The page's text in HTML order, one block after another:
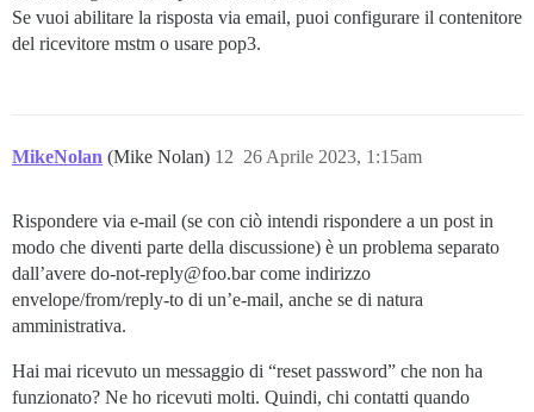
Se vuoi abilitare la risposta via email, puoi configurare il contenitore
del ricevitore mstm o usare pop3.
MikeNolan (Mike Nolan) 26 Aprile 2023, 1:15am
12
Rispondere via e-mail (se con ciò intendi rispondere a un post in
modo che diventi parte della discussione) è un problema separato
dall’avere do-not-reply@foo.bar come indirizzo
envelope/from/reply-to di un’e-mail, anche se di natura
amministrativa.
Hai mai ricevuto un messaggio di “reset password” che non ha
funzionato? Ne ho ricevuti molti. Quindi, chi contatti quando